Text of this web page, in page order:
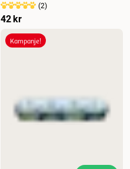
(2)
42 kr
Kampanje!